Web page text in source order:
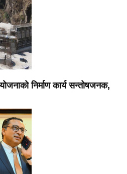
निर्माण कार्य सन्तोषजनक,